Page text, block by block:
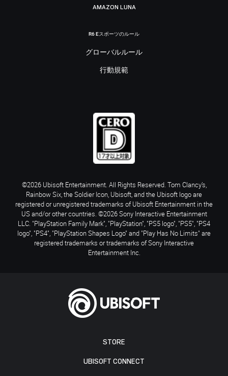
STORE
UBISOFT CONNECT
AMAZON LUNA
R6 Eスポーツのルール
グローバルルール
行動規範
©2026 Ubisoft Entertainment. All Rights Reserved. Tom Clancy’s,
Rainbow Six, the Soldier Icon, Ubisoft, and the Ubisoft logo are
registered or unregistered trademarks of Ubisoft Entertainment in the
US and/or other countries. ©2026 Sony Interactive Entertainment
LLC. "PlayStation Family Mark", "PlayStation", "PS5 logo", "PS5", "PS4
logo", "PS4", "PlayStation Shapes Logo" and "Play Has No Limits" are
registered trademarks or trademarks of Sony Interactive
Entertainment Inc.